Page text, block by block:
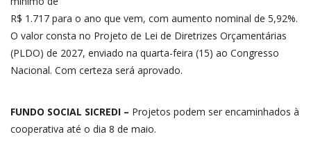
R$ 1.717 para o ano que vem, com aumento nominal de 5,92%.
O valor consta no Projeto de Lei de Diretrizes Orçamentárias
(PLDO) de 2027, enviado na quarta-feira (15) ao Congresso
Nacional. Com certeza será aprovado.
FUNDO SOCIAL SICREDI – Projetos podem ser encaminhados à
cooperativa até o dia 8 de maio.